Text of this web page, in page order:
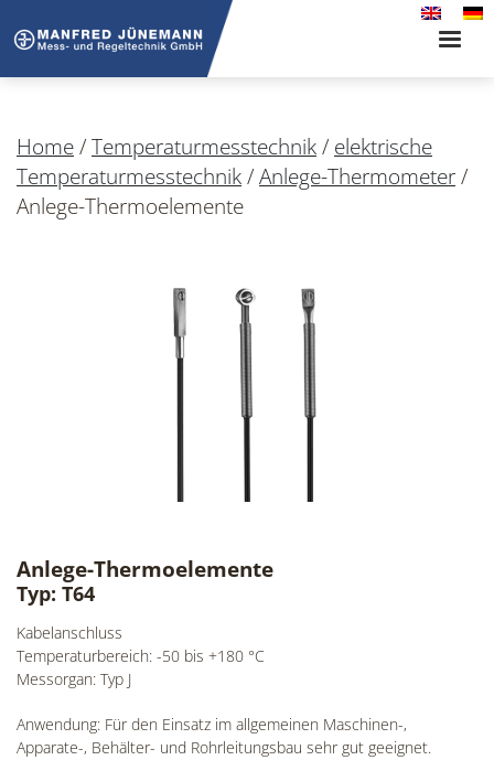
Toggle
Home/Temperaturmesstechnik/ elektrische
Temperaturmesstechnik/Anlege-Thermometer/
Anlege-Thermoelemente
Anlege-Thermoelemente
Typ: T64
Kabelanschluss
Temperaturbereich: -50 bis +180 °C
Messorgan: Typ J
Anwendung: Für den Einsatz im allgemeinen Maschinen-,
Apparate-, Behälter- und Rohrleitungsbau sehr gut geeignet.